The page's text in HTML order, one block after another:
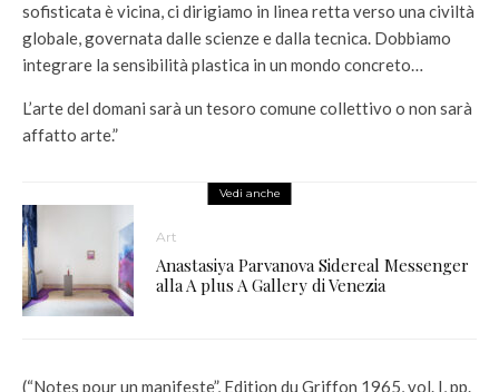
sofisticata è vicina, ci dirigiamo in linea retta verso una civiltà
globale, governata dalle scienze e dalla tecnica. Dobbiamo
integrare la sensibilità plastica in un mondo concreto…
L’arte del domani sarà un tesoro comune collettivo o non sarà
affatto arte.”
Vedi anche
Art
Anastasiya Parvanova Sidereal Messenger
alla A plus A Gallery di Venezia
(“Notes pour un manifeste”, Edition du Griffon 1965, vol. I, pp.